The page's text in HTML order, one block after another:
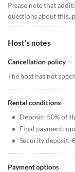
Please note that
questions about this,
Host's notes
Cancellation policy
The host has not
Rental conditions
• Deposit: 50% of
• Final payment:
• Security deposit:
Payment options